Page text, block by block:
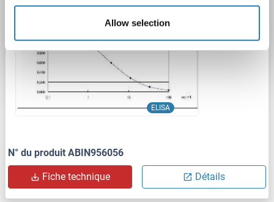
Allow selection
ELISA
1 image
N° du produit ABIN956056
Fiche technique Détails